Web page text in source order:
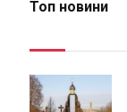
Топ новини